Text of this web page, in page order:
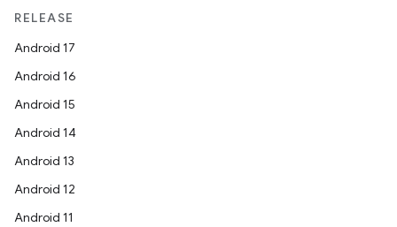
RELEASE
Android 17
Android 16
Android 15
Android 14
Android 13
Android 12
Android 11